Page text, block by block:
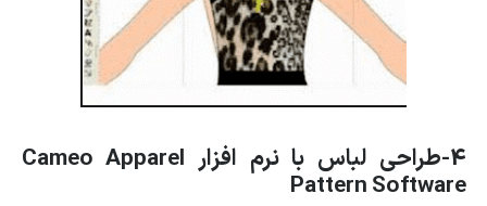
4-طراحی لباس با نرم افزار Cameo Apparel
Pattern Software